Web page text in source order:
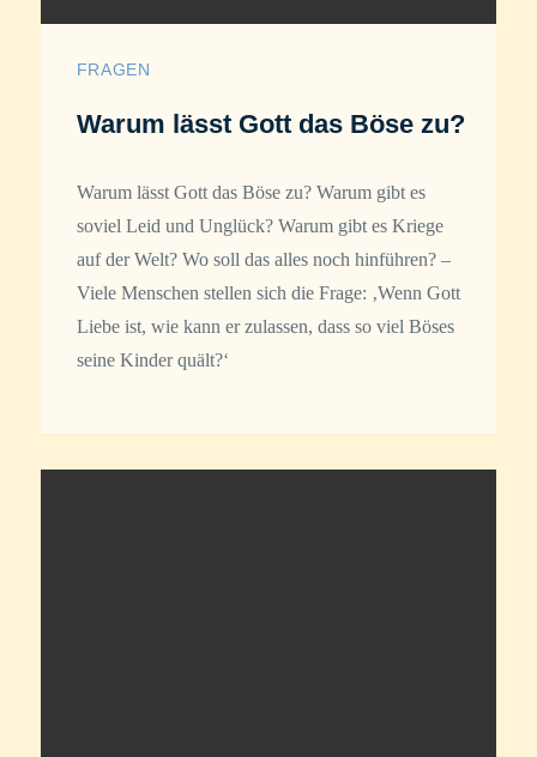
FRAGEN
Warum lässt Gott das Böse zu?
Warum lässt Gott das Böse zu? Warum gibt es
soviel Leid und Unglück? Warum gibt es Kriege
auf der Welt? Wo soll das alles noch hinführen? –
Viele Menschen stellen sich die Frage: ‚Wenn Gott
Liebe ist, wie kann er zulassen, dass so viel Böses
seine Kinder quält?‘